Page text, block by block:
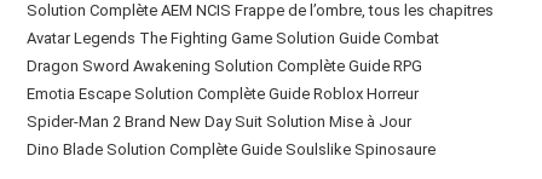
Solution Complète AEM NCIS Frappe de l’ombre, tous les chapitres
Avatar Legends The Fighting Game Solution Guide Combat
Dragon Sword Awakening Solution Complète Guide RPG
Emotia Escape Solution Complète Guide Roblox Horreur
Spider-Man 2 Brand New Day Suit Solution Mise à Jour
Dino Blade Solution Complète Guide Soulslike Spinosaure